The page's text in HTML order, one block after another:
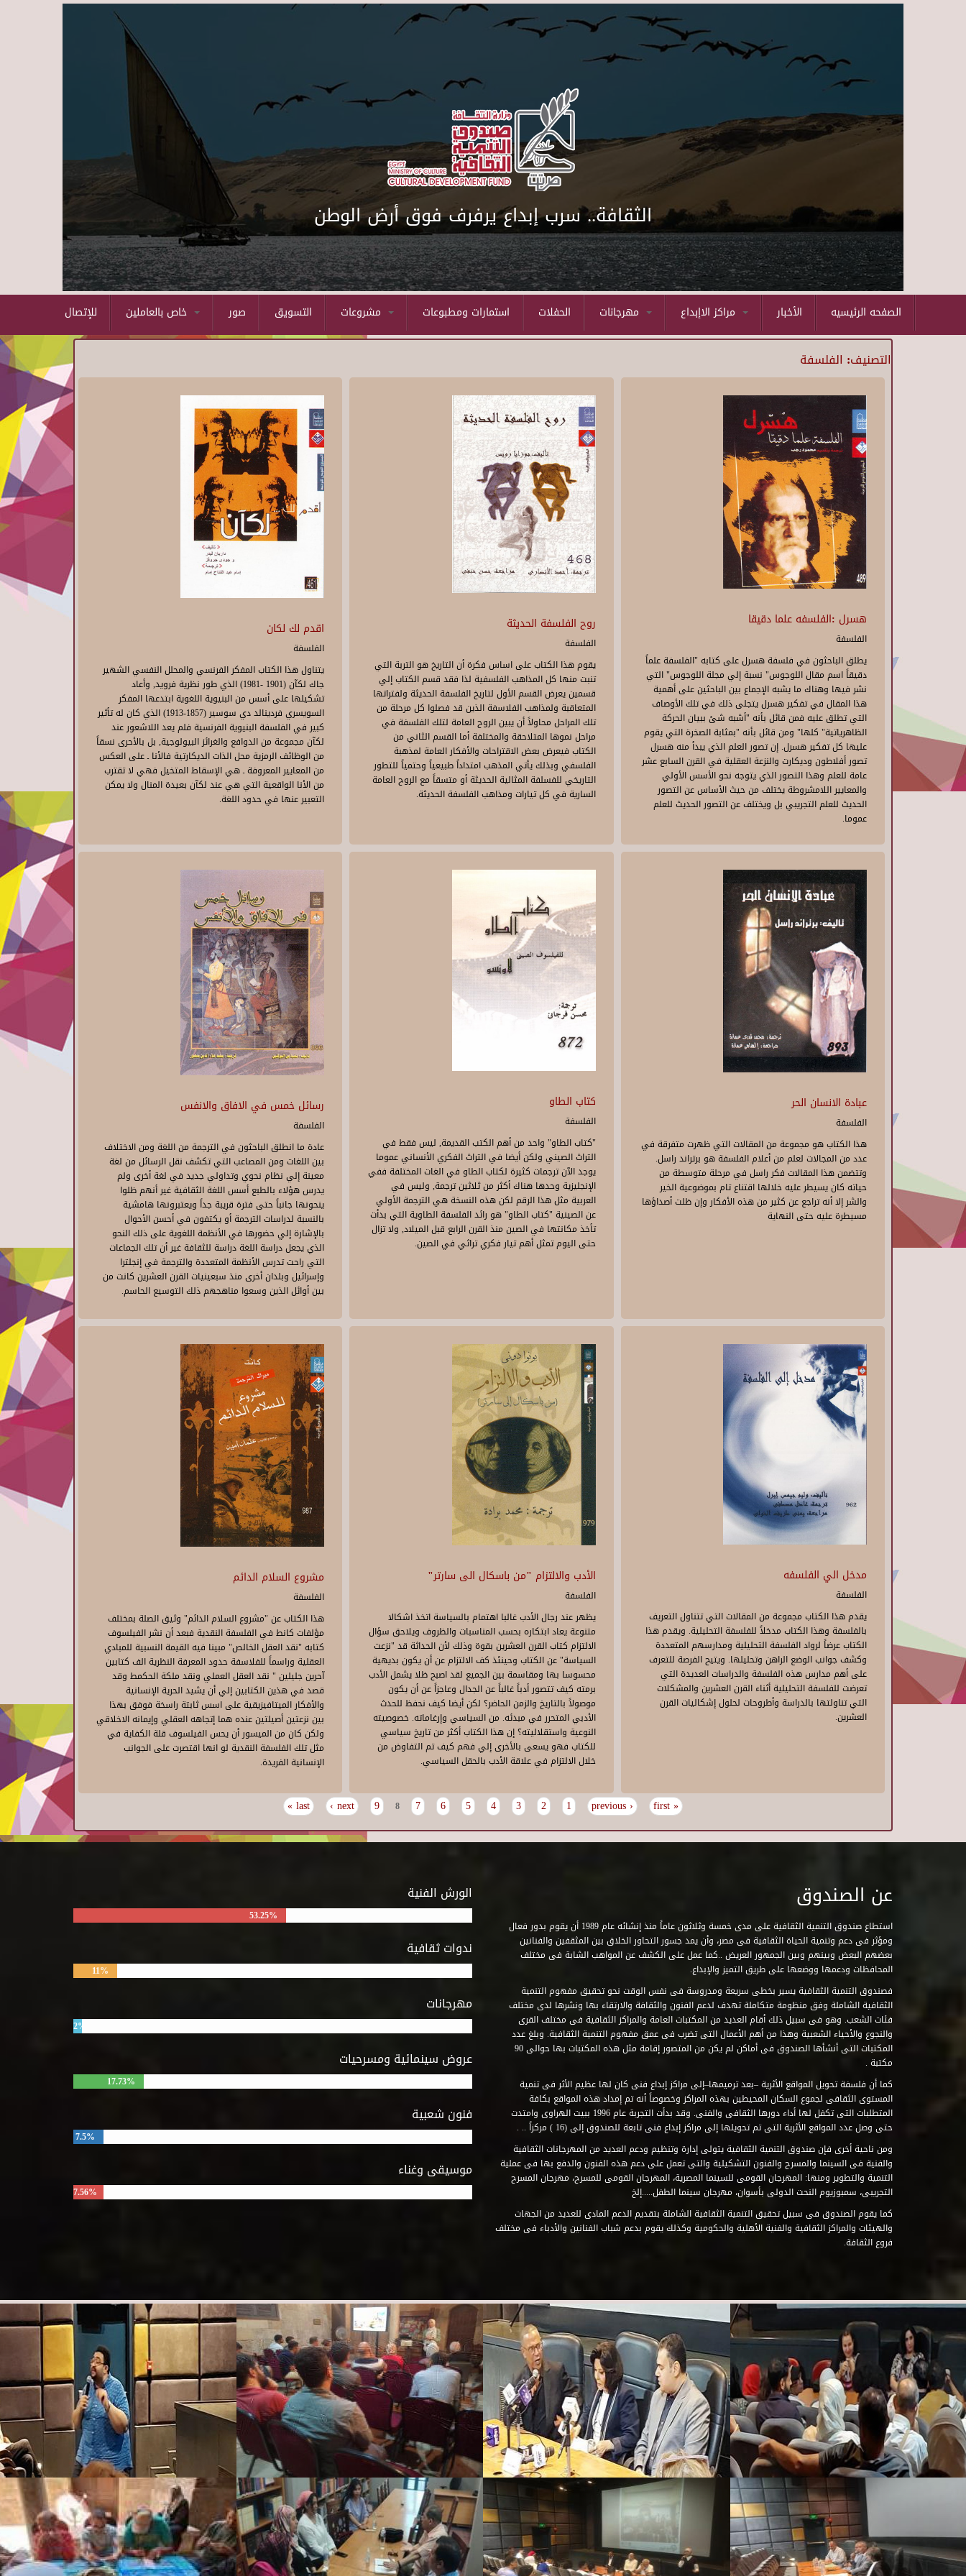
Skip to main content
الثقافة.. سرب إبداع يرفرف فوق أرض الوطن
للإتصال صور التسويق استمارات ومطبوعات الحفلات الأخبار الصفحه الرئيسيه
التصنيف: الفلسفة
اقدم لك لكان
الفلسفة
يتناول هذا الكتاب المفكر الفرنسي والمحلل النفسي الشهير
جاك لكآن (1901 -1981) الذي طور نظرية فرويد, وأعاد
تشكيلها على أسس من البنيوية اللغوية ابتدعها المفكر
السويسري فردينالد دي سوسير (1857-1913) الذي كان له تأثير
كبير في الفلسفة البنيوية الفرنسية فلم يعد اللاشعور عند
لكآن مجموعة من الدوافع والغرائز البيولوجية, بل بالأحرى نسقاً
من الوظائف الرمزية محل الذات الديكارتية فالأنا ـ على العكس
من المعايير المعروفة ـ هي الإسقاط المتخيل فهي لا تقترب
من الأنا الواقعية التي هي عند لكآن بعيدة المنال ولا يمكن
التعبير عنها في حدود اللغة.
روح الفلسفة الحديثة
الفلسفة
يقوم هذا الكتاب على اساس فكرة أن التاريخ هو التربة التي
تنبت منها كل المذاهب الفلسفية لذا فقد قسم الكتاب إلي
قسمين يعرض القسم الأول لتاريخ الفلسفة الحديثة ولفتراتها
المتعاقبة ولمذاهب الفلاسفة الذين قد فصلوا كل مرحلة من
تلك المراحل محاولاً أن يبين الروح العامة لتلك الفلسفة في
مراحل نموها المتلاحقة والمختلفة أما القسم الثاني من
الكتاب فيعرض بعض الاقتراحات والأفكار العامة لمذهبة
الفلسفي وبذلك يأتي المذهب امتداداً طبيعياً وحتمياً للتطور
التاريخي للفسلفة المثالية الحديثة أو متسقاً مع الروح العامة
السارية في كل تيارات ومذاهب الفلسفة الحديثة.
هسرل :الفلسفه علما دقيقا
الفلسفة
يطلق الباحثون في فلسفة هسرل على كتابه "الفلسفة علماً
دقيقاً اسم مقال اللوجوس" نسبة إلي مجلة اللوجوس" التي
نشر فيها وهناك ما يشبه الإجماع بين الباحثين على أهمية
هذا المقال في تفكير هسرل يتجلى ذلك في تلك الأوصاف
التي تطلق عليه فمن قائل بأنه "أشبه شئ ببيان الحركة
الظاهرياتية" كلها" ومن قائل بأنه "بمثابة الصخرة التي يقوم
عليها كل تفكير هسرل. إن تصور العلم الذي يبدأ منه هسرل
تصور أفلاطون وديكارت والنزعة العقلية في القرن السابع عشر
عامة للعلم وهذا التصور الذي يتوجه نحو الأسس الأولي
والمعايير اللامشروطة يختلف من حيث الأساس عن التصور
الحديث للعلم التجريبي بل ويختلف عن التصور الحديث للعلم
عموما.
رسائل خمس في الافاق والانفس
الفلسفة
عادة ما انطلق الباحثون في الترجمة من اللغة ومن الاختلاف
بين اللغات ومن المصاعب التي تكشف نقل الرسائل من لغة
معينة إلي نظام نحوي وتداولي جديد في لغة أخرى ولم
يدرس هؤلاء بالطبع أسس اللغة الثقافية غير أنهم ظلوا
ينحونها جانباً حتى فترة قريبة جداً ويعتبرونها هامشية
بالنسبة لدراسات الترجمة أو يكتفون في أحسن الأحوال
بالإشارة إلي حضورها في الأنظمة اللغوية على ذلك النحو
الذي يجعل دراسة اللغة دراسة للثقافة غير أن تلك الجماعات
التي راحت تدرس الأنظمة المتعددة والترجمة في إنجلترا
وإسرائيل وبلدان أخرى منذ سبعينيات القرن العشرين كانت من
بين أوائل الذين وسعوا مناهجهم ذلك التوسيع الحاسم.
كتاب الطاو
الفلسفة
"كتاب الطاو" واحد من أهم الكتب القديمة, ليس فقط في
التراث الصيني ولكن أيضا في التراث الفكري الأنساني عموما
يوجد الآن ترجمات كثيرة لكتاب الطاو في الغات المختلفة ففي
الإنجليزية وحدها هناك أكثر من ثلاثين ترجمة, وليس في
العربية مثل هذا الرقم لكن هذه النسخة هي الترجمة الأولي
عن الصينية "كتاب الطاو" هو رائد الفلسفة الطاوية التي بدأت
تأخذ مكانتها في الصين منذ القرن الرابع قبل الميلاد, ولا تزال
حتى اليوم تمثل أهم تيار فكري تراثي في الصين.
عبادة الانسان الحر
الفلسفة
هذا الكتاب هو مجموعة من المقالات التي ظهرت متفرقة في
عدد من المجالات لعلم من أعلام الفلسفة هو برتراند راسل.
وتتضمن هذا المقالات فكر راسل في مرحلة متوسطة من
حياته كان يسيطر عليه خلالها اقتناع تام بموضوعية الخير
والشر إلا أنه تراجع عن كثير من هذه الأفكار وإن ظلت أصداؤها
مسيطرة عليه حتى النهاية
مشروع السلام الدائم
الفلسفة
هذا الكتاب عن "مشروع السلام الدائم" وثيق الصلة بمختلف
مؤلفات كانط في الفلسفة النقدية فبعد أن نشر الفيلسوف
كتابه "نقد العقل الخالص" مبينا فيه القيمة النسبية للمبادي
العقلية وراسماً للفلاسفة حدود المعرفة النظرية الف كتابين
آحرين جليلين " نقد العقل العملي ونقد ملكة الحكمط وقد
قصد في هذين الكتابين إلي أن يشيد الحرية الإنسانية
والأفكار الميتافيزيقية على اسس ثابتة راسخة فوفق بهذا
بين نزعتين أصيلتين عنده هما إتجاهه العقلي وإيمانه الاخلاقي
ولكن كان من الميسور أن يحس الفيلسوف قلة الكفاية في
مثل تلك الفلسفة النقدية لو انها اقتصرت على الجوانب
الإنسانية الفريدة.
الأدب والالتزام "من باسكال الى سارتر"
الفلسفة
يظهر عند رجال الأدب غالبا اهتمام بالسياسة اتخذ اشكالا
متنوعة يعاد ابتكاره بحسب المناسبات والظروف ويلاحق سؤال
الالتزام كتاب القرن العشرين بقوة وذلك لأن الحداثة قد "نزعت
السياسة" عن الكتاب وحينئذ كف الالتزام عن أن يكون بديهية
محسوسا بها ومقاسمة بين الجميع لقد اصبح ظلا يشمل الأدب
برمته كيف تتصور أدباً غالباً عن الجدال وعاجزاً عن أن يكون
موصولاً بالتاريخ والزمن الحاضر؟ لكن أيضا كيف نحفظ للحدث
الأدبي المتحرر في مبدئه. من السياسي وإرغاماته. خصوصيته
النوعية واستقلاليته؟ إن هذا الكتاب أكثر من تاريخ سياسي
للكتاب فهو يسعى بالأخرى إلي فهم كيف تم التفاوض من
خلال الالتزام في علاقة الأدب بالحقل السياسي.
مدخل الي الفلسفه
الفلسفة
يقدم هذا الكتاب مجموعة من المقالات التي تتناول التعريف
بالفلسفة وهذا الكتاب مدخلاً للفلسفة التحليلية. ويقدم هذا
الكتاب عرضاً لرواد الفلسفة التحليلية ومدارسهم المتعددة
وكشف جوانب الوضع الراهن وتحليلها. ويتيح الفرصة للتعرف
على أهم مدارس هذه الفلسفة والدراسات العديدة التي
تعرضت للفلسفة التحليلية أثناء القرن العشرين والمشكلات
التي تناولتها بالدراسة وأطروحات لحلول إشكاليات القرن
العشرين.
Pages
« first
‹ previous
1
2
3
4
5
6
7
8
9
next ›
last »
الورش الفنية
53.25%
ندوات ثقافية
11%
مهرجانات
2%
عروض سينمائية ومسرحيات
17.73%
فنون شعبية
7.5%
موسيقى وغناء
7.56%
عن الصندوق
استطاع صندوق التنمية الثقافية على مدى خمسة وثلاثون عاماً منذ إنشائه عام 1989 أن يقوم بدور فعال
ومؤثر فى دعم وتنمية الحياة الثقافية فى مصر، وأن يمد جسور التحاور الخلاق بين المثقفين والفنانين
بعضهم البعض وبينهم وبين الجمهور العريض ..كما عمل على الكشف عن المواهب الشابة فى مختلف
المحافظات ودعمها ووضعها على طريق التميز والإبداع.
فصندوق التنمية الثقافية يسير بخطى سريعة ومدروسة فى نفس الوقت نحو تحقيق مفهوم التنمية
الثقافية الشاملة وفق منظومة متكاملة تهدف لدعم الفنون والثقافة والارتقاء بها ونشرها لدى مختلف
فئات الشعب. وهو فى سبيل ذلك أقام العديد من المكتبات العامة والمراكز الثقافية فى مختلف القرى
والنجوع والأحياء الشعبية وهذا من أهم الأعمال التى تضرب فى عمق مفهوم التنمية الثقافية. وبلغ عدد
المكتبات التى أنشأها الصندوق فى أماكن لم يكن من المتصور إقامة مثل هذه المكتبات بها حوالى 90
مكتبة .
كما أن فلسفة تحويل المواقع الأثرية –بعد ترميمها–إلى مراكز إبداع فنى كان لها عظيم الأثر فى تنمية
المستوى الثقافى لجموع السكان المحيطين بهذه المراكز وخصوصاً أنه تم إمداد هذه المواقع بكافة
المتطلبات التى تكفل لها أداء دورها الثقافى والفنى. وقد بدأت التجربة عام 1996 ببيت الهراوى وامتدت
حتى وصل عدد المواقع الأثرية التى تم تحويلها إلى مراكز إبداع فنى تابعة للصندوق إلى (16 ) مركزاً .. .
ومن ناحية أخرى فإن صندوق التنمية الثقافية يتولى إدارة وتنظيم ودعم العديد من المهرجانات الثقافية
والفنية فى السينما والمسرح والفنون التشكيلية والتى تعمل على دعم هذه الفنون والدفع بها فى عملية
التنمية والتطوير ومنها: المهرجان القومى للسينما المصرية، المهرجان القومى للمسرح، مهرجان المسرح
التجريبى، سمبوزيوم النحت الدولى بأسوان، مهرجان سينما الطفل.....إلخ
كما يقوم الصندوق فى سبيل تحقيق التنمية الثقافية الشاملة بتقديم الدعم المادى للعديد من الجهات
والهيئات والمراكز الثقافية والفنية الأهلية والحكومية وكذلك يقوم بدعم شباب الفنانين والأدباء فى مختلف
فروع الثقافة.